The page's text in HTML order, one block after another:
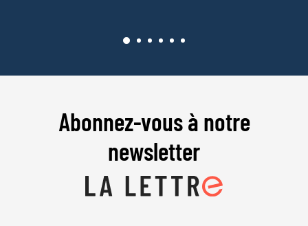
Abonnez-vous à notre
newsletter